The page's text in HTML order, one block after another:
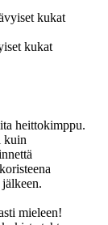
kukat
heittokimppu.
kuin
mieleen!